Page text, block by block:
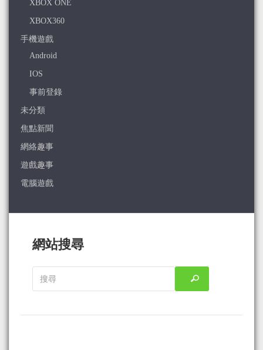
XBOX ONE
XBOX360
手機遊戲
Android
IOS
事前登錄
未分類
焦點新聞
網絡趣事
遊戲趣事
電腦遊戲
網站搜尋